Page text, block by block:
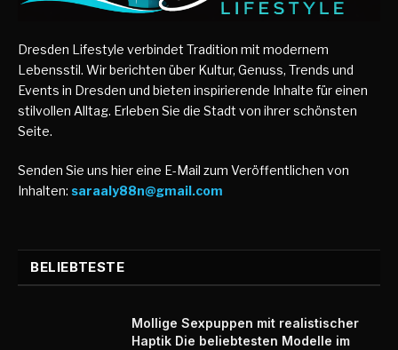
Dresden Lifestyle verbindet Tradition mit modernem
Lebensstil. Wir berichten über Kultur, Genuss, Trends und
Events in Dresden und bieten inspirierende Inhalte für einen
stilvollen Alltag. Erleben Sie die Stadt von ihrer schönsten
Seite.
Senden Sie uns hier eine E-Mail zum Veröffentlichen von
Inhalten: saraaly88n@gmail.com
BELIEBTESTE
Mollige Sexpuppen mit realistischer
Haptik Die beliebtesten Modelle im